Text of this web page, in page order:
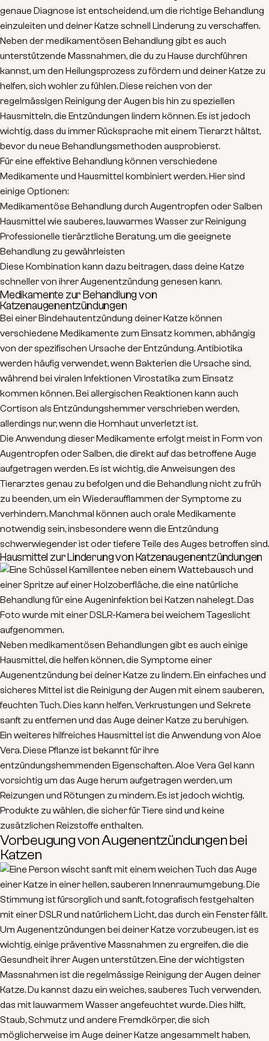
genaue Diagnose ist entscheidend, um die richtige Behandlung
einzuleiten und deiner Katze schnell Linderung zu verschaffen.
Neben der medikamentösen Behandlung gibt es auch
unterstützende Massnahmen, die du zu Hause durchführen
kannst, um den Heilungsprozess zu fördern und deiner Katze zu
helfen, sich wohler zu fühlen. Diese reichen von der
regelmässigen Reinigung der Augen bis hin zu speziellen
Hausmitteln, die Entzündungen lindern können. Es ist jedoch
wichtig, dass du immer Rücksprache mit einem Tierarzt hältst,
bevor du neue Behandlungsmethoden ausprobierst.
Für eine effektive Behandlung können verschiedene
Medikamente und Hausmittel kombiniert werden. Hier sind
einige Optionen:
Medikamentöse Behandlung durch Augentropfen oder Salben
Hausmittel wie sauberes, lauwarmes Wasser zur Reinigung
Professionelle tierärztliche Beratung, um die geeignete
Behandlung zu gewährleisten
Diese Kombination kann dazu beitragen, dass deine Katze
schneller von ihrer Augenentzündung genesen kann.
Medikamente zur Behandlung von
Katzenaugenentzündungen
Bei einer Bindehautentzündung deiner Katze können
verschiedene Medikamente zum Einsatz kommen, abhängig
von der spezifischen Ursache der Entzündung.Antibiotika
werden häufig verwendet, wenn Bakterien die Ursache sind,
während bei viralen Infektionen Virostatika zum Einsatz
kommen können. Bei allergischen Reaktionen kann auch
Cortison als Entzündungshemmer verschrieben werden,
allerdings nur, wenn die Hornhaut unverletzt ist.
Die Anwendung dieser Medikamente erfolgt meist in Form von
Augentropfen oder Salben, die direkt auf das betroffene Auge
aufgetragen werden. Es ist wichtig, die Anweisungen des
Tierarztes genau zu befolgen und die Behandlung nicht zu früh
zu beenden, um ein Wiederaufflammen der Symptome zu
verhindern. Manchmal können auch orale Medikamente
notwendig sein, insbesondere wenn die Entzündung
schwerwiegender ist oder tiefere Teile des Auges betroffen sind.
Hausmittel zur Linderung von Katzenaugenentzündungen
Neben medikamentösen Behandlungen gibt es auch einige
Hausmittel, die helfen können, die Symptome einer
Augenentzündung bei deiner Katze zu lindern. Ein einfaches und
sicheres Mittel ist die Reinigung der Augen mit einem sauberen,
feuchten Tuch. Dies kann helfen, Verkrustungen und Sekrete
sanft zu entfernen und das Auge deiner Katze zu beruhigen.
Ein weiteres hilfreiches Hausmittel ist die Anwendung von Aloe
Vera. Diese Pflanze ist bekannt für ihre
entzündungshemmenden Eigenschaften. Aloe Vera Gel kann
vorsichtig um das Auge herum aufgetragen werden, um
Reizungen und Rötungen zu mindern. Es ist jedoch wichtig,
Produkte zu wählen, die sicher für Tiere sind und keine
zusätzlichen Reizstoffe enthalten.
Vorbeugung von Augenentzündungen bei
Katzen
Um Augenentzündungen bei deiner Katze vorzubeugen, ist es
wichtig, einige präventive Massnahmen zu ergreifen, die die
Gesundheit ihrer Augen unterstützen. Eine der wichtigsten
Massnahmen ist die regelmässige Reinigung der Augen deiner
Katze. Du kannst dazu ein weiches, sauberes Tuch verwenden,
das mit lauwarmem Wasser angefeuchtet wurde. Dies hilft,
Staub, Schmutz und andere Fremdkörper, die sich
möglicherweise im Auge deiner Katze angesammelt haben,